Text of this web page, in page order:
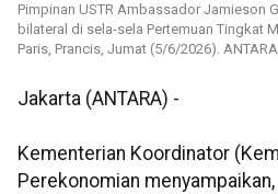
Pimpinan USTR Ambassador Jamieson
bilateral di sela-sela Pertemuan Tingkat
Paris, Prancis, Jumat (5/6/2026).
Jakarta (ANTARA) -
​​​​Kementerian Koordinator
Perekonomian